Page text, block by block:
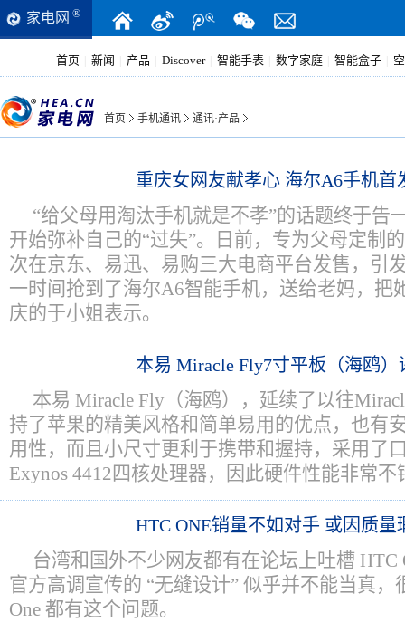
家电网 ®
首页 新闻 产品 Discover 智能手表 数字家庭 智能盒子
首页 手机通讯 通讯·产品
重庆女网友献孝心 海尔A6手机首
“给父母用淘汰手机就是不孝”的话题终于告
开始弥补自己的“过失”。日前，专为父母定制
次在京东、易迅、易购三大电商平台发售，引
一时间抢到了海尔A6智能手机，送给老妈，把
庆的于小姐表示。
本易 Miracle Fly7寸平板（海鸥）
本易 Miracle Fly（海鸥），延续了以往
持了苹果的精美风格和简单易用的优点，也有
用性，而且小尺寸更利于携带和握持，采用了
Exynos 4412四核处理器，因此硬件性能非常不
HTC ONE销量不如对手 或因质量
台湾和国外不少网友都有在论坛上吐槽 HTC
官方高调宣传的 “无缝设计” 似乎并不能当真，
One 都有这个问题。